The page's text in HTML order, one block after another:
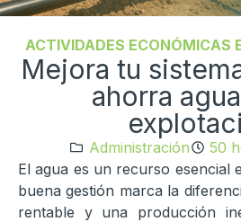
ACTIVIDADES ECONÓMICAS
Mejora tu
ahorra
Administración 50
El agua es un recurso esencial
buena gestión marca la
rentable y una producción